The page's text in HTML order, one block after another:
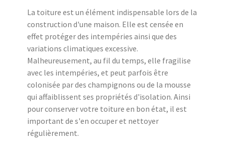
La toiture est un élément indispensable lors de la
construction d'une maison. Elle est censée en
effet protéger des intempéries ainsi que des
variations climatiques excessive.
Malheureusement, au fil du temps, elle fragilise
avec les intempéries, et peut parfois être
colonisée par des champignons ou de la mousse
qui affaiblissent ses propriétés d'isolation. Ainsi
pour conserver votre toiture en bon état, il est
important de s'en occuper et nettoyer
régulièrement.